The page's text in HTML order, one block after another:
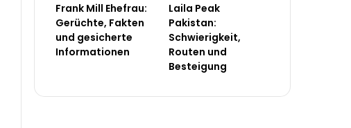
Frank Mill Ehefrau:
Gerüchte, Fakten
und gesicherte
Informationen
Laila Peak
Pakistan:
Schwierigkeit,
Routen und
Besteigung